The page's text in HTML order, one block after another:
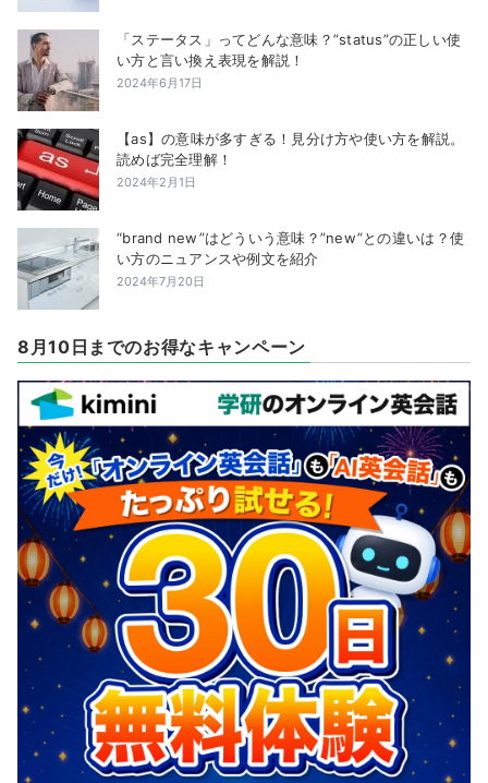
「ステータス」ってどんな意味？”status”の正しい使
い方と言い換え表現を解説！
2024年6月17日
【as】の意味が多すぎる！見分け方や使い方を解説。
読めば完全理解！
2024年2月1日
“brand new”はどういう意味？”new”との違いは？使
い方のニュアンスや例文を紹介
2024年7月20日
8月10日までのお得なキャンペーン